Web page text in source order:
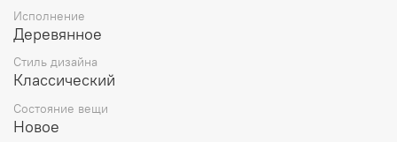
Исполнение
Деревянное
Стиль дизайна
Классический
Состояние вещи
Новое